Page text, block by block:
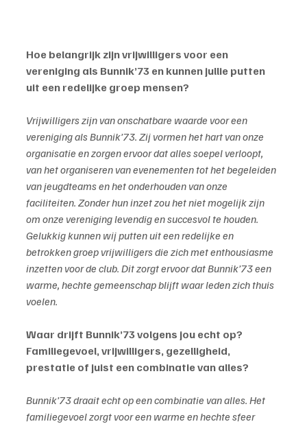
Hoe belangrijk zijn vrijwilligers voor een
vereniging als Bunnik’73 en kunnen jullie putten
uit een redelijke groep mensen?
Vrijwilligers zijn van onschatbare waarde voor een
vereniging als Bunnik’73. Zij vormen het hart van onze
organisatie en zorgen ervoor dat alles soepel verloopt,
van het organiseren van evenementen tot het begeleiden
van jeugdteams en het onderhouden van onze
faciliteiten. Zonder hun inzet zou het niet mogelijk zijn
om onze vereniging levendig en succesvol te houden.
Gelukkig kunnen wij putten uit een redelijke en
betrokken groep vrijwilligers die zich met enthousiasme
inzetten voor de club. Dit zorgt ervoor dat Bunnik’73 een
warme, hechte gemeenschap blijft waar leden zich thuis
voelen.
Waar drijft Bunnik’73 volgens jou echt op?
Familiegevoel, vrijwilligers, gezelligheid,
prestatie of juist een combinatie van alles?
Bunnik’73 draait echt op een combinatie van alles. Het
familiegevoel zorgt voor een warme en hechte sfeer